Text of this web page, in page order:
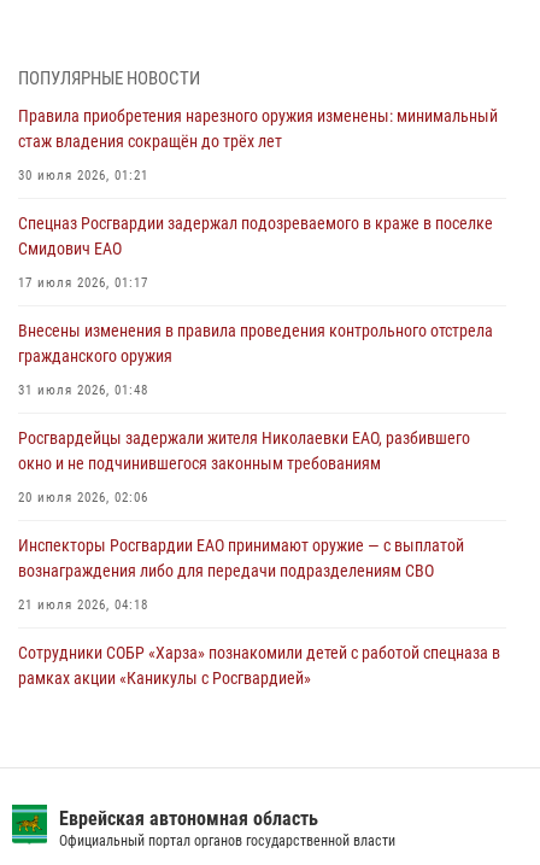
службой в рамках акции «Каникулы с Росгвардией» в Биробиджане
05 августа 2026, 01:41
04 августа 2026, 06:23
Сотрудники Росгвардии напомнили жителям Еврейской автономии
Директор Росгвардии Герой России генерал армии Виктор Золотов
праздником
ПОПУЛЯРНЫЕ НОВОСТИ
Правила приобретения нарезного оружия изменены: минимальный
стаж владения сокращён до трёх лет
30 июля 2026, 01:21
Спецназ Росгвардии задержал подозреваемого в краже в поселке
Смидович ЕАО
17 июля 2026, 01:17
Внесены изменения в правила проведения контрольного отстрела
гражданского оружия
31 июля 2026, 01:48
Росгвардейцы задержали жителя Николаевки ЕАО, разбившего
окно и не подчинившегося законным требованиям
20 июля 2026, 02:06
Инспекторы Росгвардии ЕАО принимают оружие — с выплатой
вознаграждения либо для передачи подразделениям СВО
21 июля 2026, 04:18
Сотрудники СОБР «Харза» познакомили детей с работой спецназа в
рамках акции «Каникулы с Росгвардией»
15 июля 2026, 07:12 1
Еврейская автономная область
Официальный портал органов государственной власти